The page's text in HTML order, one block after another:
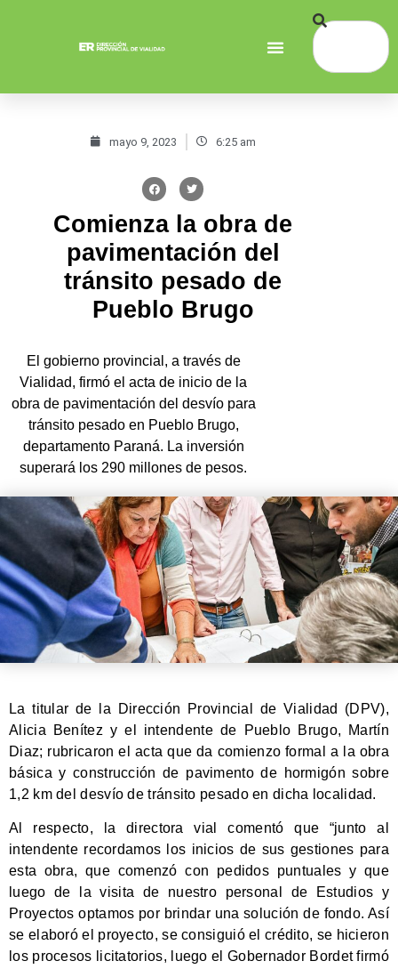
mayo 9, 2023 6:25 am
Comienza la obra de
pavimentación del
tránsito pesado de
Pueblo Brugo
El gobierno provincial, a través de
Vialidad, firmó el acta de inicio de la
obra de pavimentación del desvío para
tránsito pesado en Pueblo Brugo,
departamento Paraná. La inversión
superará los 290 millones de pesos.
La titular de la Dirección Provincial de Vialidad (DPV),
Alicia Benítez y el intendente de Pueblo Brugo, Martín
Diaz; rubricaron el acta que da comienzo formal a la obra
básica y construcción de pavimento de hormigón sobre
1,2 km del desvío de tránsito pesado en dicha localidad.
Al respecto, la directora vial comentó que “junto al
intendente recordamos los inicios de sus gestiones para
esta obra, que comenzó con pedidos puntuales y que
luego de la visita de nuestro personal de Estudios y
Proyectos optamos por brindar una solución de fondo. Así
se elaboró el proyecto, se consiguió el crédito, se hicieron
los procesos licitatorios, luego el Gobernador Bordet firmó